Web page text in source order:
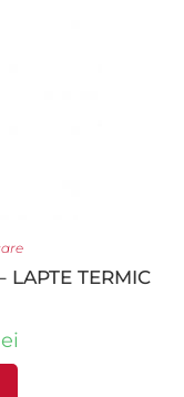
LAPTE TERMIC